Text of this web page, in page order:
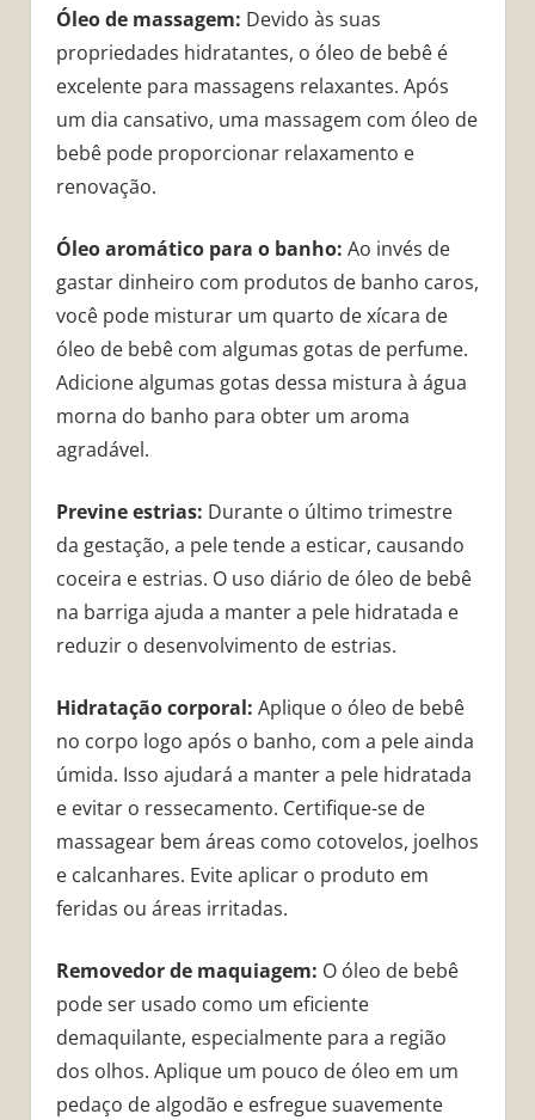
Óleo de massagem: Devido às suas
propriedades hidratantes, o óleo de bebê é
excelente para massagens relaxantes. Após
um dia cansativo, uma massagem com óleo de
bebê pode proporcionar relaxamento e
renovação.
Óleo aromático para o banho: Ao invés de
gastar dinheiro com produtos de banho caros,
você pode misturar um quarto de xícara de
óleo de bebê com algumas gotas de perfume.
Adicione algumas gotas dessa mistura à água
morna do banho para obter um aroma
agradável.
Previne estrias: Durante o último trimestre
da gestação, a pele tende a esticar, causando
coceira e estrias. O uso diário de óleo de bebê
na barriga ajuda a manter a pele hidratada e
reduzir o desenvolvimento de estrias.
Hidratação corporal: Aplique o óleo de bebê
no corpo logo após o banho, com a pele ainda
úmida. Isso ajudará a manter a pele hidratada
e evitar o ressecamento. Certifique-se de
massagear bem áreas como cotovelos, joelhos
e calcanhares. Evite aplicar o produto em
feridas ou áreas irritadas.
Removedor de maquiagem: O óleo de bebê
pode ser usado como um eficiente
demaquilante, especialmente para a região
dos olhos. Aplique um pouco de óleo em um
pedaço de algodão e esfregue suavemente